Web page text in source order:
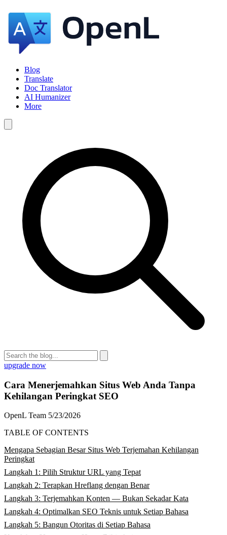
Blog
Translate
Doc Translator
AI Humanizer
More
upgrade now
Cara Menerjemahkan Situs Web Anda Tanpa
Kehilangan Peringkat SEO
OpenL Team 5/23/2026
TABLE OF CONTENTS
Mengapa Sebagian Besar Situs Web Terjemahan Kehilangan
Peringkat
Langkah 1: Pilih Struktur URL yang Tepat
Langkah 2: Terapkan Hreflang dengan Benar
Langkah 3: Terjemahkan Konten — Bukan Sekadar Kata
Langkah 4: Optimalkan SEO Teknis untuk Setiap Bahasa
Langkah 5: Bangun Otoritas di Setiap Bahasa